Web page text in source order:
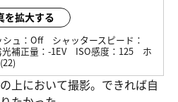
を拡大する
ュ： Off
シャッタースピード：
補正量： -1EV ISO感度： 125
ホ
上において撮影。できれば自